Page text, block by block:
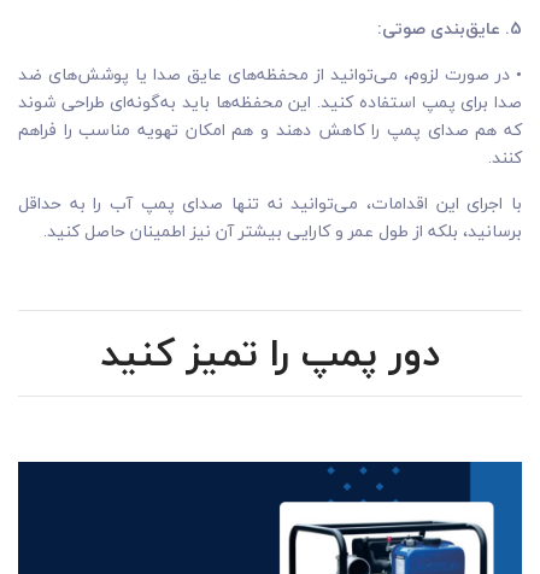
5. عایق‌بندی صوتی:
• در صورت لزوم، می‌توانید از محفظه‌های عایق صدا یا پوشش‌های ضد
صدا برای پمپ استفاده کنید. این محفظه‌ها باید به‌گونه‌ای طراحی شوند
که هم صدای پمپ را کاهش دهند و هم امکان تهویه مناسب را فراهم
کنند.
با اجرای این اقدامات، می‌توانید نه تنها صدای پمپ آب را به حداقل
برسانید، بلکه از طول عمر و کارایی بیشتر آن نیز اطمینان حاصل کنید.
دور پمپ را تمیز کنید